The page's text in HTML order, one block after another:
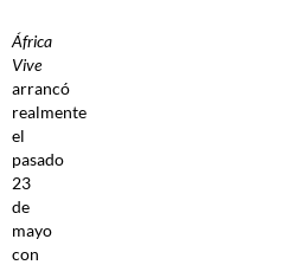
África
Vive
arrancó
realmente
el
pasado
23
de
mayo
con